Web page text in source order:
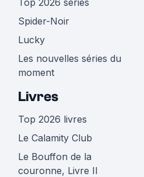
Top 2026 séries
Spider-Noir
Lucky
Les nouvelles séries du
moment
Livres
Top 2026 livres
Le Calamity Club
Le Bouffon de la
couronne, Livre II